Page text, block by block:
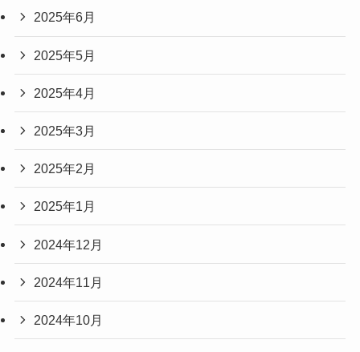
2025年6月
2025年5月
2025年4月
2025年3月
2025年2月
2025年1月
2024年12月
2024年11月
2024年10月